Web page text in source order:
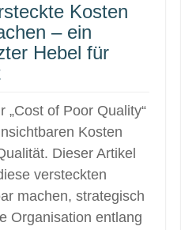
Kosten
– ein
Hebel für
„Cost of Poor Quality“
Kosten
Dieser Artikel
versteckten
machen, strategisch
Organisation entlang